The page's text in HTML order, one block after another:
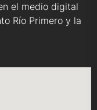
el medio digital
Río Primero y la